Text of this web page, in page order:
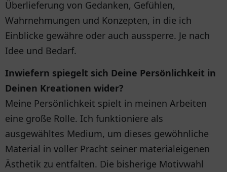
Überlieferung von Gedanken, Gefühlen,
Wahrnehmungen und Konzepten, in die ich
Einblicke gewähre oder auch aussperre. Je nach
Idee und Bedarf.
Inwiefern spiegelt sich Deine Persönlichkeit in
Deinen Kreationen wider?
Meine Persönlichkeit spielt in meinen Arbeiten
eine große Rolle. Ich funktioniere als
ausgewähltes Medium, um dieses gewöhnliche
Material in voller Pracht seiner materialeigenen
Ästhetik zu entfalten. Die bisherige Motivwahl